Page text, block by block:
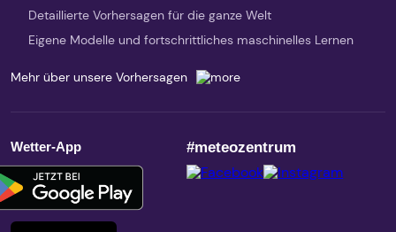
Detaillierte Vorhersagen für die ganze Welt
Eigene Modelle und fortschrittliches maschinelles Lernen
Mehr über unsere Vorhersagen
Wetter-App #meteozentrum